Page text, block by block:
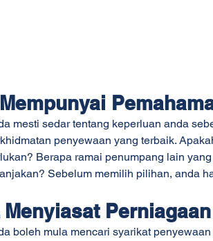
mesti sedar tentang keperluan anda
penyewaan yang terbaik.
Berapa ramai penumpang lain
Sebelum memilih pilihan, anda
Menyiasat
boleh mula mencari syarikat